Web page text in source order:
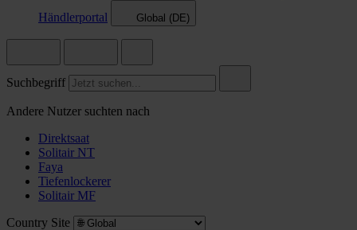
Händlerportal
Global (DE)
Suchbegriff
Andere Nutzer suchten nach
Direktsaat
Solitair NT
Faya
Tiefenlockerer
Solitair MF
Country Site